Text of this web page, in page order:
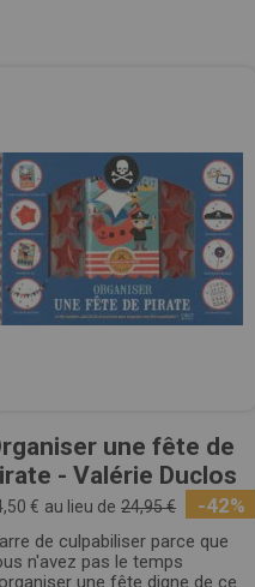
une fête de
- Valérie Duclos
€ au lieu de 24,95 € -42%
de culpabiliser parce que
n'avez pas le temps
une fête digne de ce